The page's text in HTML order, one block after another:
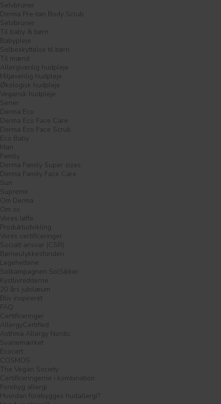
Selvbruner
Derma Pre-tan Body Scrub
Selvbruner
Til baby & børn
Babypleje
Solbeskyttelse til børn
Til mænd
Allergivenlig hudpleje
Miljøvenlig hudpleje
Økologisk hudpleje
Vegansk hudpleje
Serier
Derma Eco
Derma Eco Face Care
Derma Eco Face Scrub
Eco Baby
Man
Family
Derma Family Super sizes
Derma Family Face Care
Sun
Supreme
Om Derma
Om os
Vores løfte
Produktudvikling
Vores certificeringer
Socialt ansvar (CSR)
Børneulykkesfonden
Legeheltene
Solkampagnen SolSikker
Kystlivredderne
20 års jubilæum
Bliv inspireret
FAQ
Certificeringer
AllergyCertified
Asthma Allergy Nordic
Svanemærket
Ecocert
COSMOS
The Vegan Society
Certificeringerne i kombination
Forebyg allergi
Hvordan forebygges hudallergi?